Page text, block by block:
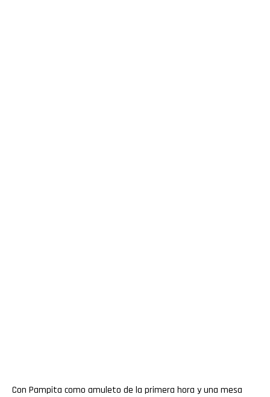
Con Pampita como amuleto de la primera hora y una mesa